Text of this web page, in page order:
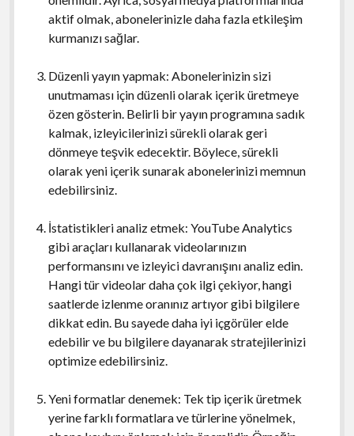
aktif olmak, abonelerinizle daha fazla etkileşim
kurmanızı sağlar.
Düzenli yayın yapmak: Abonelerinizin sizi
unutmaması için düzenli olarak içerik üretmeye
özen gösterin. Belirli bir yayın programına sadık
kalmak, izleyicilerinizi sürekli olarak geri
dönmeye teşvik edecektir. Böylece, sürekli
olarak yeni içerik sunarak abonelerinizi memnun
edebilirsiniz.
İstatistikleri analiz etmek: YouTube Analytics
gibi araçları kullanarak videolarınızın
performansını ve izleyici davranışını analiz edin.
Hangi tür videolar daha çok ilgi çekiyor, hangi
saatlerde izlenme oranınız artıyor gibi bilgilere
dikkat edin. Bu sayede daha iyi içgörüler elde
edebilir ve bu bilgilere dayanarak stratejilerinizi
optimize edebilirsiniz.
Yeni formatlar denemek: Tek tip içerik üretmek
yerine farklı formatlara ve türlerine yönelmek,